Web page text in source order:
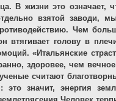
В жизни это означает,
взятой заводи,
Чем
втягивает голову в
«Итальянские
здоровее, чем
считают
это значит, энергия